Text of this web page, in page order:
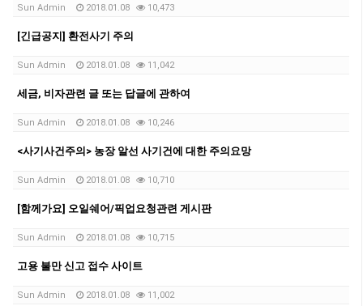
Sun Admin 2018.01.08 10,473
[긴급공지] 환전사기 주의
Sun Admin 2018.01.08 11,042
세금, 비자관련 글 또는 답글에 관하여
Sun Admin 2018.01.08 10,246
<사기사건주의> 농장 알선 사기건에 대한 주의요망
Sun Admin 2018.01.08 10,710
[함께가요] 오일쉐어/픽업요청관련 게시판
Sun Admin 2018.01.08 10,715
고용 불만 신고 접수 사이트
Sun Admin 2018.01.08 11,002